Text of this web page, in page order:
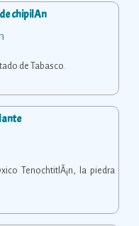
chipilÃ­n
de Tabasco.
TenochtitlÃ¡n, la piedra